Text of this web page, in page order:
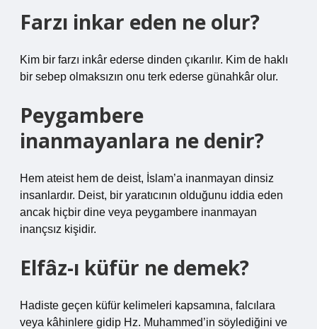
Farzı inkar eden ne olur?
Kim bir farzı inkâr ederse dinden çıkarılır. Kim de haklı
bir sebep olmaksızın onu terk ederse günahkâr olur.
Peygambere
inanmayanlara ne denir?
Hem ateist hem de deist, İslam’a inanmayan dinsiz
insanlardır. Deist, bir yaratıcının olduğunu iddia eden
ancak hiçbir dine veya peygambere inanmayan
inançsız kişidir.
Elfâz-ı küfür ne demek?
Hadiste geçen küfür kelimeleri kapsamına, falcılara
veya kâhinlere gidip Hz. Muhammed’in söylediğini ve